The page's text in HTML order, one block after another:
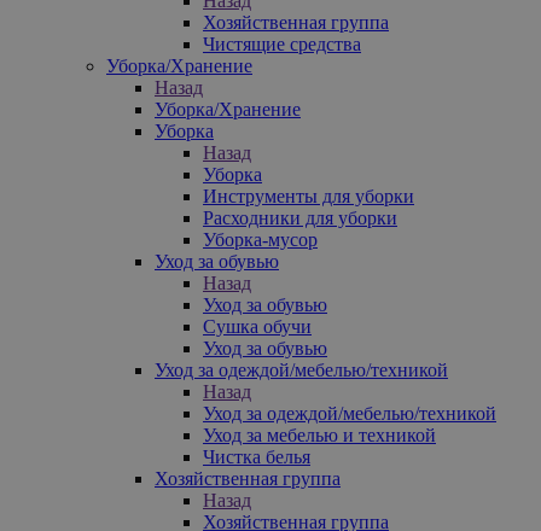
Хозяйственная группа
Чистящие средства
Уборка/Хранение
Назад
Уборка/Хранение
Уборка
Назад
Уборка
Инструменты для уборки
Расходники для уборки
Уборка-мусор
Уход за обувью
Назад
Уход за обувью
Сушка обучи
Уход за обувью
Уход за одеждой/мебелью/техникой
Назад
Уход за одеждой/мебелью/техникой
Уход за мебелью и техникой
Чистка белья
Хозяйственная группа
Назад
Хозяйственная группа